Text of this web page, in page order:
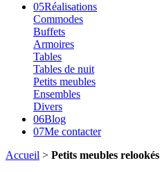
05Réalisations
Commodes
Buffets
Armoires
Tables
Tables de nuit
Petits meubles
Ensembles
Divers
06Blog
07Me contacter
Accueil > Petits meubles relookés